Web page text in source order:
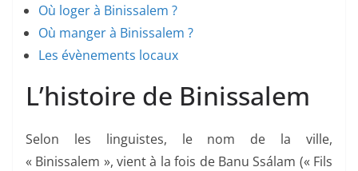
Où loger à Binissalem ?
Où manger à Binissalem ?
Les évènements locaux
L’histoire de Binissalem
Selon les linguistes, le nom de la ville,
« Binissalem », vient à la fois de Banu Ssálam (« Fils